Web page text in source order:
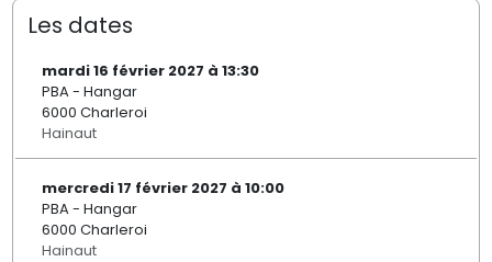
Les dates
mardi 16 février 2027 à 13:30
PBA - Hangar
6000 Charleroi
Hainaut
mercredi 17 février 2027 à 10:00
PBA - Hangar
6000 Charleroi
Hainaut